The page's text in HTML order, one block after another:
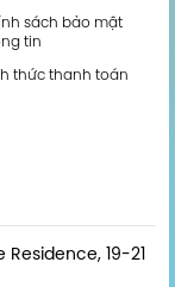
sách bảo mật
tin
thức thanh toán
Residence, 19-21